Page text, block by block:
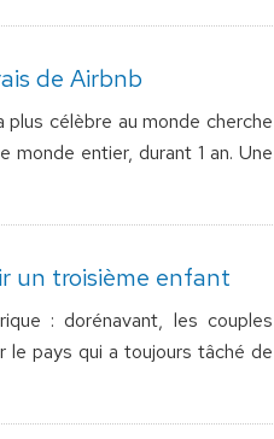
de Airbnb
célèbre au monde cherche
entier, durant 1 an. Une
un troisième enfant
: dorénavant, les couples
le pays qui a toujours tâché de